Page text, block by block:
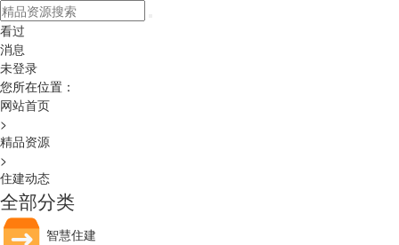
看过
消息
未登录
您所在位置：
网站首页
>
精品资源
>
住建动态
全部分类
智慧住建